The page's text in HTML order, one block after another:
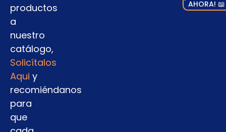
productos
a
nuestro
catálogo,
Solicítalos
Aqui y
recomiéndanos
para
que
AHORA! 📖